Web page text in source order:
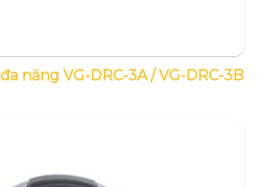
năng VG-DRC-3A / VG-DRC-3B